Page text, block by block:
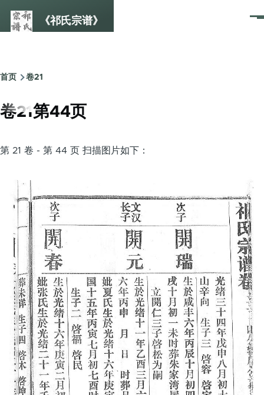
《祁氏宗谱》
菜
面
包
屑
首页 卷21
卷21第44页
第 21 卷 - 第 44 页 扫描图片如下：